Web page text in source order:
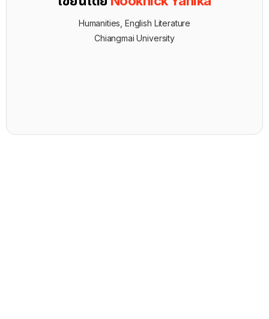
Humanities, English Literature
Chiangmai University